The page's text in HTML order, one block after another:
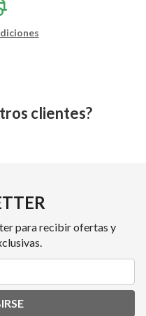
clientes?
para recibir ofertas y